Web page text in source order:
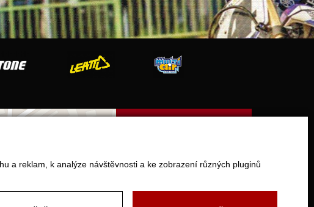
a reklam, k analýze návštěvnosti a ke zobrazení různých pluginů